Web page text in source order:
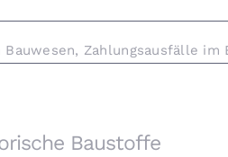
, Zahlungsausfälle im
Baustoffe